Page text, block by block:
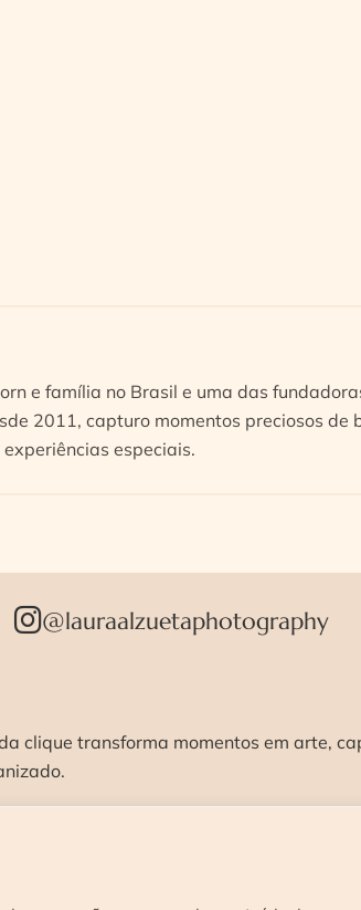
e família no Brasil e uma das
2011, capturo momentos preciosos de
especiais.
@lauraalzuetaphotography
clique transforma momentos em arte,